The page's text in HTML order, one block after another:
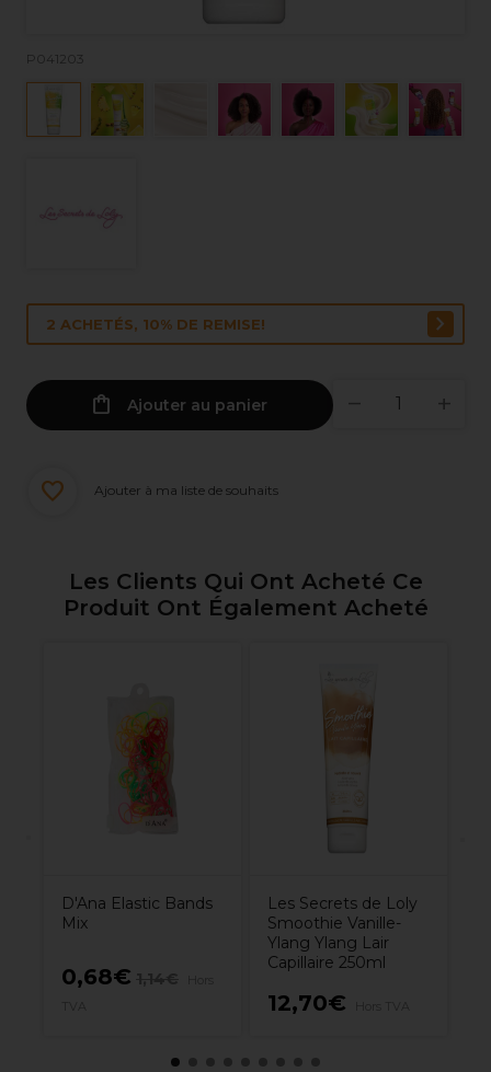
P041203
2 ACHETÉS, 10% DE REMISE!
Ajouter au panier
Ajouter à ma liste de souhaits
Les Clients Qui Ont Acheté Ce
Produit Ont Également Acheté
D'Ana Elastic Bands
Mix
0,68€
Les Secrets de Loly
Smoothie Vanille-
Ylang Ylang Lair
Capillaire 250ml
12,70€